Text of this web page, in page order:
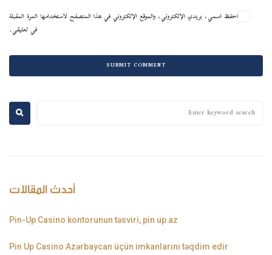
احفظ اسمي، بريدي الإلكتروني، والموقع الإلكتروني في هذا المتصفح لاستخدامها المرة المقبلة
في تعليقي.
أحدث المقالات
Pin-Up Casino kontorunun təsviri, pin up az
Pin Up Casino Azərbaycan üçün imkanlarını təqdim edir